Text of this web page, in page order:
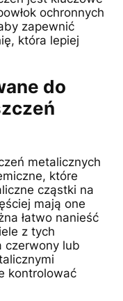
ochronnych
zapewnić
która lepiej
do
metalicznych
które
cząstki na
mają one
łatwo nanieść
z tych
czerwony lub
kontrolować